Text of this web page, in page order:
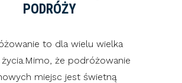
PODRÓŻY
to dla wielu wielka
że podróżowanie
miejsc jest świetną